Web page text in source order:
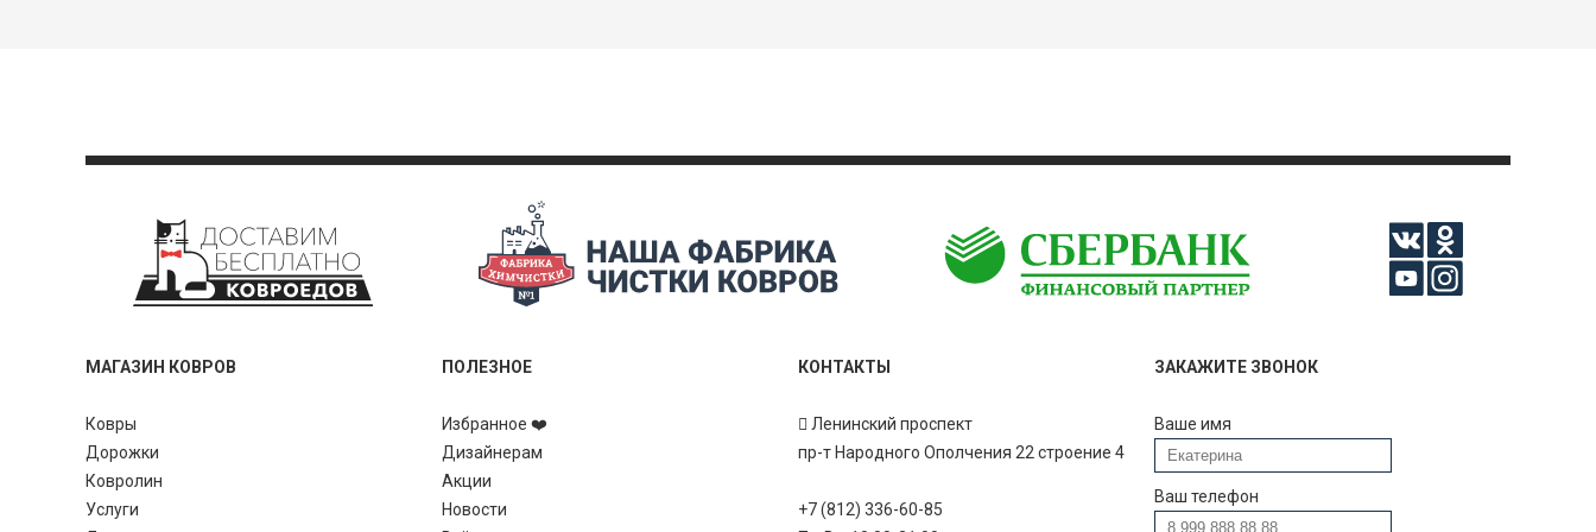
МАГАЗИН КОВРОВ
Ковры
Дорожки
Ковролин
Услуги
ПОЛЕЗНОЕ
Избранное ❤️
Дизайнерам
Акции
Новости
КОНТАКТЫ
Ленинский проспект
пр-т Народного Ополчения 22 строение 4
+7 (812) 336-60-85
ЗАКАЖИТЕ ЗВОНОК
Ваше имя
Ваш телефон